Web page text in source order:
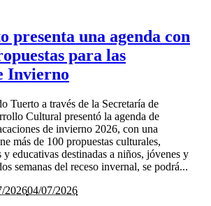
presenta una agenda con
para las
Invierno
Tuerto a través de la Secretaría de
Cultural presentó la agenda de
de invierno 2026, con una
más de 100 propuestas culturales,
educativas destinadas a niños, jóvenes y
semanas del receso invernal, se podrá...
202604/07/2026